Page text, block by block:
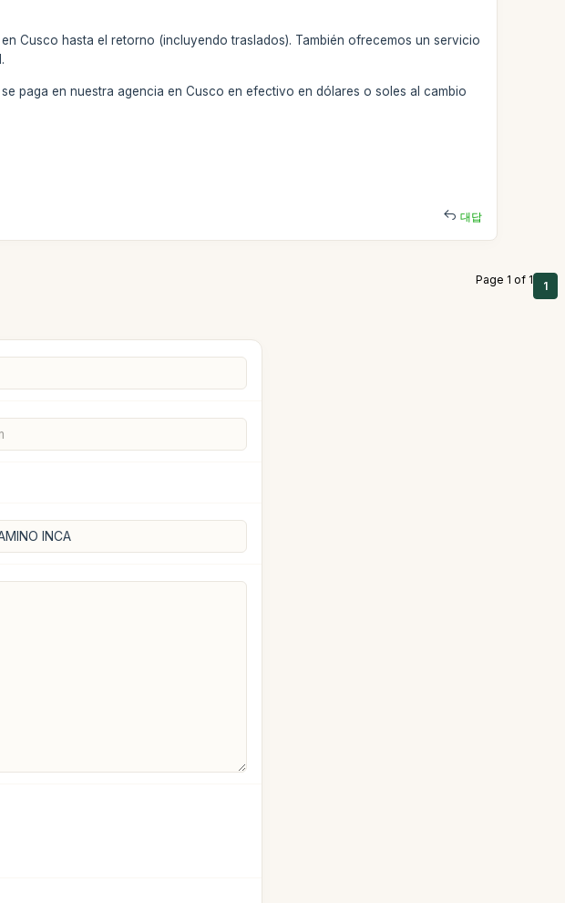
Cusco hasta el retorno (incluyendo traslados). También ofrecemos un servicio
paga en nuestra agencia en Cusco en efectivo en dólares o soles al cambio
대답
Page 1 of 1 1